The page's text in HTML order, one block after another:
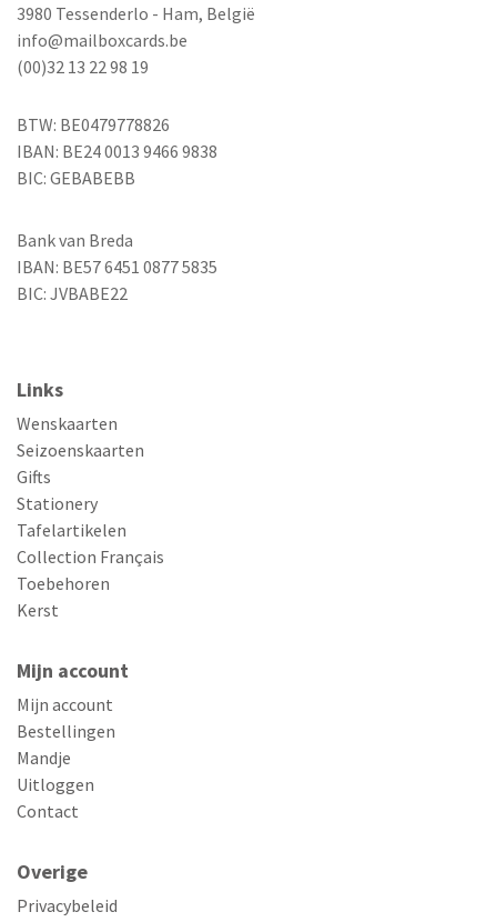
3980 Tessenderlo - Ham, België
info@mailboxcards.be
(00)32 13 22 98 19
BTW: BE0479778826
IBAN: BE24 0013 9466 9838
BIC: GEBABEBB
Bank van Breda
IBAN: BE57 6451 0877 5835
BIC: JVBABE22
Links
Wenskaarten
Seizoenskaarten
Gifts
Stationery
Tafelartikelen
Collection Français
Toebehoren
Kerst
Mijn account
Mijn account
Bestellingen
Mandje
Uitloggen
Contact
Overige
Privacybeleid